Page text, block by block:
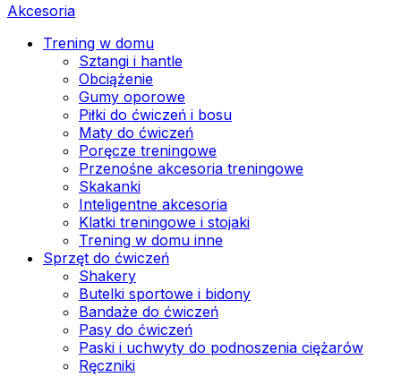
Akcesoria
Trening w domu
Sztangi i hantle
Obciążenie
Gumy oporowe
Piłki do ćwiczeń i bosu
Maty do ćwiczeń
Poręcze treningowe
Przenośne akcesoria treningowe
Skakanki
Inteligentne akcesoria
Klatki treningowe i stojaki
Trening w domu inne
Sprzęt do ćwiczeń
Shakery
Butelki sportowe i bidony
Bandaże do ćwiczeń
Pasy do ćwiczeń
Paski i uchwyty do podnoszenia ciężarów
Ręczniki